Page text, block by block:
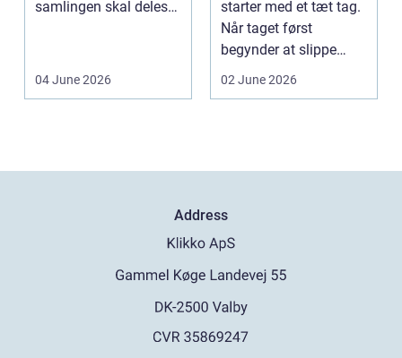
samlingen skal deles
04 June 2026
starter med et tæt tag.
Når taget først
begynder at slippe
vand ind, kan skaderne
02 June 2026
Address